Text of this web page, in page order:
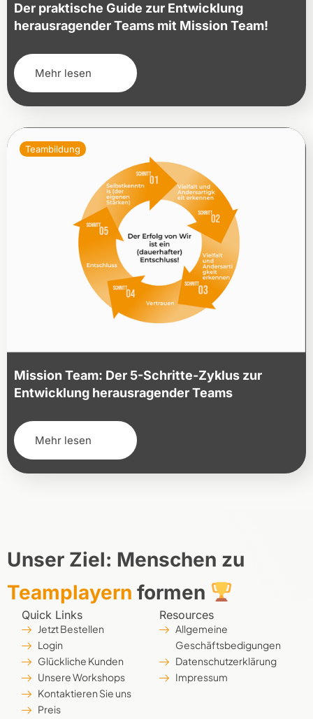
Der praktische Guide zur Entwicklung
herausragender Teams mit Mission Team!
Mehr lesen
Teambildung
Mission Team: Der 5-Schritte-Zyklus zur
Entwicklung herausragender Teams
Mehr lesen
Unser Ziel: Menschen zu
Teamplayern formen
Quick Links
Jetzt Bestellen
Login
Glückliche Kunden
Unsere Workshops
Kontaktieren Sie uns
Preis
Resources
Allgemeine
Geschäftsbedigungen
Datenschutzerklärung
Impressum